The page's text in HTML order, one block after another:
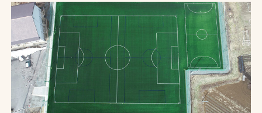
レポート
製品・サービス一覧
施工・管理実績一覧
会社概要
採用情報